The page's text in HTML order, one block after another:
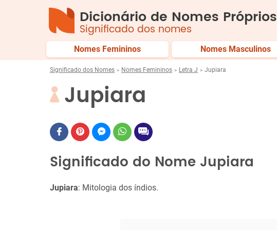
Dicionário de Nomes Próprios
Significado dos nomes
Nomes Femininos Nomes Masculinos
Significado dos Nomes Nomes Femininos Letra J Jupiara
Jupiara
Significado do Nome Jupiara
Jupiara: Mitologia dos índios.